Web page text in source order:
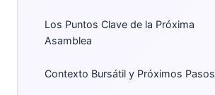
Los Puntos Clave de la Próxima
Asamblea
Contexto Bursátil y Próximos Pasos